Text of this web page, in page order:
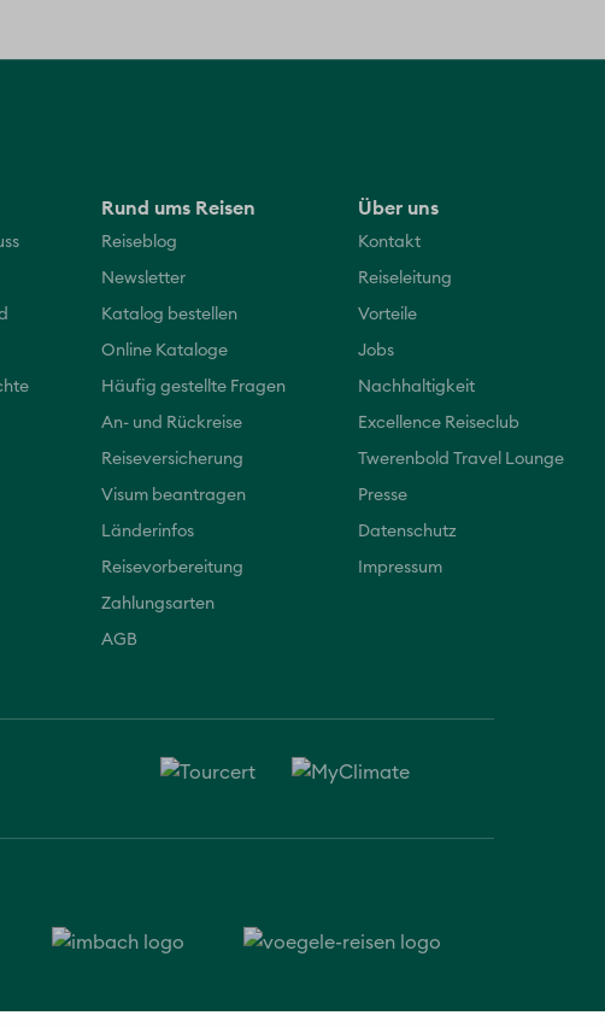
Rund ums Reisen
Reiseblog
Newsletter
Katalog bestellen
Online Kataloge
Häufig gestellte Fragen
An- und Rückreise
Reiseversicherung
Visum beantragen
Länderinfos
Reisevorbereitung
Zahlungsarten
AGB
Über uns
Kontakt
Reiseleitung
Vorteile
Jobs
Nachhaltigkeit
Excellence Reiseclub
Twerenbold Travel Lounge
Presse
Datenschutz
Impressum